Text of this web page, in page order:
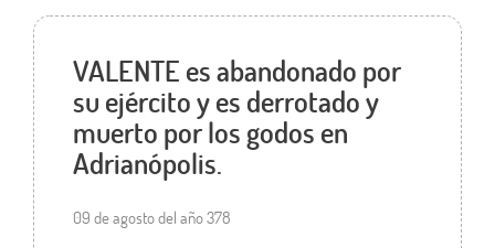
VALENTE es abandonado por
su ejército y es derrotado y
muerto por los godos en
Adrianópolis.
09 de agosto del año 378